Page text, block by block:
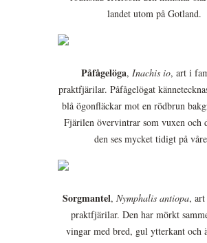
landet utom på Gotland.
Påfågelöga, Inachis io, art i
praktfjärilar. Påfågelögat
blå ögonfläckar mot en rödbrun
Fjärilen övervintrar som vuxen och
den ses mycket tidigt på
Sorgmantel, Nymphalis antiopa,
praktfjärilar. Den har mörkt
vingar med bred, gul ytterkant och